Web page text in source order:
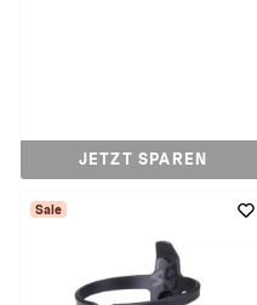
JETZT SPAREN
Sale